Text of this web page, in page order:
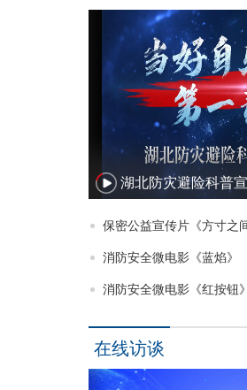
湖北防灾避险科普
保密公益宣传片《方寸之
消防安全微电影《蓝焰》
消防安全微电影《红按钮》
在线访谈